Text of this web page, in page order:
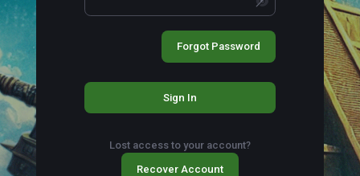
Forgot Password
Sign In
Lost access to your account?
Recover Account